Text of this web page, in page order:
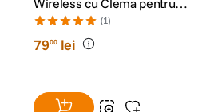
Wireless cu Clema pentru
Smartphone/Tableta
Lightning
(1)
7900 lei